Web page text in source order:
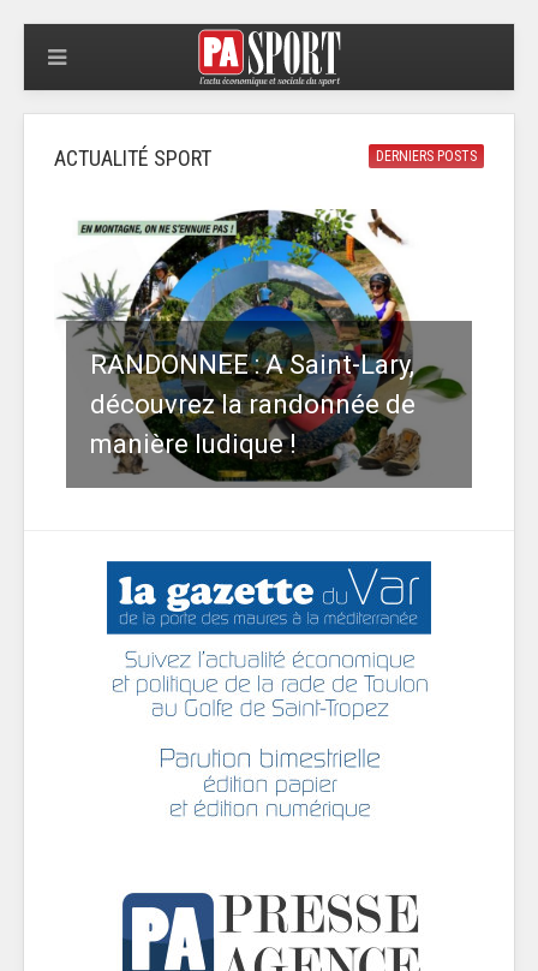
DERNIERS POSTS
ACTUALITÉ SPORT
RANDONNEE : A Saint-Lary,
découvrez la randonnée de
manière ludique !